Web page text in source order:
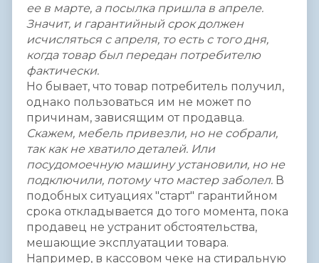
ее в марте, а посылка пришла в апреле.
Значит, и гарантийный срок должен
исчисляться с апреля, то есть с того дня,
когда товар был передан потребителю
фактически.
Но бывает, что товар потребитель получил,
однако пользоваться им не может по
причинам, зависящим от продавца.
Скажем, мебель привезли, но не собрали,
так как не хватило деталей. Или
посудомоечную машину установили, но не
подключили, потому что мастер заболел. В
подобных ситуациях "старт" гарантийном
срока откладывается до того момента, пока
продавец не устранит обстоятельства,
мешающие эксплуатации товара.
Например, в кассовом чеке на стиральную